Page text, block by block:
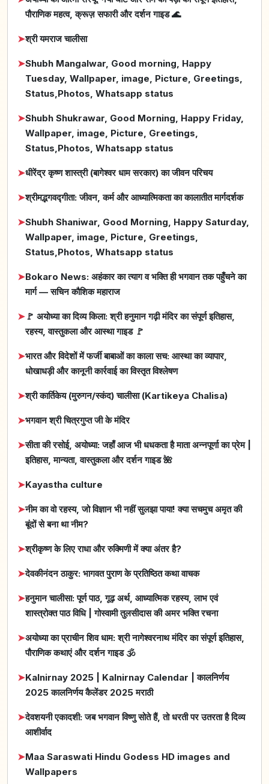
पौराणिक महत्व, क्रूज़ सफारी और दर्शन गाइड 🌊
➤श्री यमराज चालीसा
➤Shubh Mangalwar, Good morning, Happy
Tuesday, Wallpaper, image, Picture, Greetings,
Status,Photos, Whatsapp status
➤Shubh Shukrawar, Good Morning, Happy Friday,
Wallpaper, image, Picture, Greetings,
Status,Photos, Whatsapp status
➤धीरेंद्र कृष्ण शास्त्री (बागेश्वर धाम सरकार) का जीवन परिचय
➤श्रीमद्भगवद्गीता: जीवन, कर्म और आध्यात्मिकता का कालातीत मार्गदर्शक
➤Shubh Shaniwar, Good Morning, Happy Saturday,
Wallpaper, image, Picture, Greetings,
Status,Photos, Whatsapp status
➤Bokaro News: अहंकार का त्याग व भक्ति ही भगवान तक पहुँचने का
मार्ग — सचिन कौशिक महाराज
➤🚩 अयोध्या का दिव्य किला: श्री हनुमान गढ़ी मंदिर का संपूर्ण इतिहास,
रहस्य, वास्तुकला और आस्था गाइड 🚩
➤भारत और विदेशों में फर्जी बाबाओं का काला सच: आस्था का व्यापार,
धोखाधड़ी और कानूनी कार्रवाई का विस्तृत विश्लेषण
➤श्री कार्तिकेय (मुरुगन/स्कंद) चालीसा (Kartikeya Chalisa)
➤भगवान श्री चित्रगुप्त जी के मंदिर
➤सीता की रसोई, अयोध्या: जहाँ आज भी धधकता है माता अन्नपूर्णा का प्रेम |
इतिहास, मान्यता, वास्तुकला और दर्शन गाइड 🌺
➤Kayastha culture
➤नीम का वो रहस्य, जो विज्ञान भी नहीं सुलझा पाया! क्या सचमुच अमृत की
बूंदों से बना था नीम?
➤श्रीकृष्ण के लिए राधा और रुक्मिणी में क्या अंतर है?
➤देवकीनंदन ठाकुर: भागवत पुराण के प्रतिष्ठित कथा वाचक
➤हनुमान चालीसा: पूर्ण पाठ, गूढ़ अर्थ, आध्यात्मिक रहस्य, लाभ एवं
शास्त्रोक्त पाठ विधि | गोस्वामी तुलसीदास की अमर भक्ति रचना
➤अयोध्या का प्राचीन शिव धाम: श्री नागेश्वरनाथ मंदिर का संपूर्ण इतिहास,
पौराणिक कथाएं और दर्शन गाइड 🕉️
➤Kalnirnay 2025 | Kalnirnay Calendar | कालनिर्णय
2025 कालनिर्णय कैलेंडर 2025 मराठी
➤देवशयनी एकादशी: जब भगवान विष्णु सोते हैं, तो धरती पर उतरता है दिव्य
आशीर्वाद
➤Maa Saraswati Hindu Godess HD images and
Wallpapers